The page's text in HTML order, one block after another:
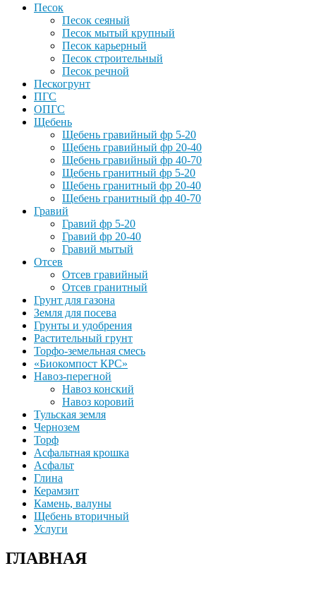
Песок
Песок сеяный
Песок мытый крупный
Песок карьерный
Песок строительный
Песок речной
Пескогрунт
ПГС
ОПГС
Щебень
Щебень гравийный фр 5-20
Щебень гравийный фр 20-40
Щебень гравийный фр 40-70
Щебень гранитный фр 5-20
Щебень гранитный фр 20-40
Щебень гранитный фр 40-70
Гравий
Гравий фр 5-20
Гравий фр 20-40
Гравий мытый
Отсев
Отсев гравийный
Отсев гранитный
Грунт для газона
Земля для посева
Грунты и удобрения
Растительный грунт
Торфо-земельная смесь
«Биокомпост КРС»
Навоз-перегной
Навоз конский
Навоз коровий
Тульская земля
Чернозем
Торф
Асфальтная крошка
Асфальт
Глина
Керамзит
Камень, валуны
Щебень вторичный
Услуги
ГЛАВНАЯ